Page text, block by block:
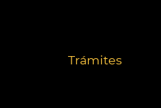
Trámites